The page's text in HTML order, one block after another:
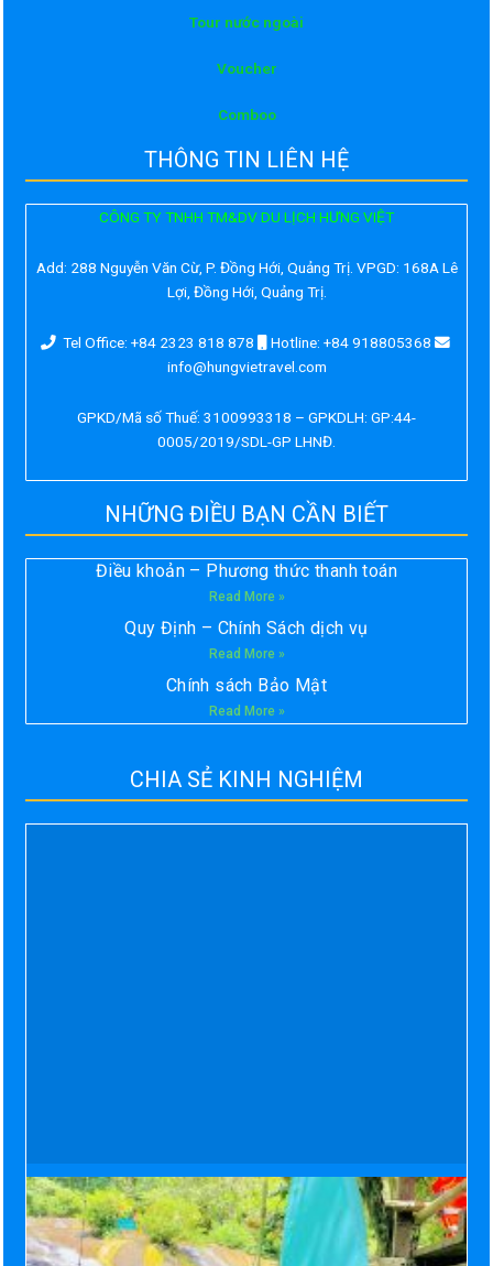
Tour nước ngoài
Voucher
Comboo
THÔNG TIN LIÊN HỆ
CÔNG TY TNHH TM&DV DU LỊCH HƯNG VIỆT
Add: 288 Nguyễn Văn Cừ, P. Đồng Hới, Quảng Trị. VPGD: 168A Lê
Lợi, Đồng Hới, Quảng Trị.
Tel Office: +84 2323 818 878
Hotline: +84 918805368
info@hungvietravel.com
GPKD/Mã số Thuế: 3100993318 – GPKDLH: GP:44-
0005/2019/SDL-GP LHNĐ.
NHỮNG ĐIỀU BẠN CẦN BIẾT
Điều khoản – Phương thức thanh toán
Read More »
Quy Định – Chính Sách dịch vụ
Read More »
Chính sách Bảo Mật
Read More »
CHIA SẺ KINH NGHIỆM